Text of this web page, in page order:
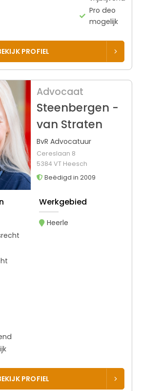
Pro deo
mogelijk
PROFIEL
Advocaat
Steenbergen -
van Straten
BvR Advocatuur
Cereslaan 8
5384 VT Heesch
Beëdigd in 2009
Werkgebied
Heerle
PROFIEL